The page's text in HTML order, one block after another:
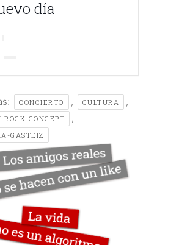
día
CONCIERTO , CULTURA ,
ROCK CONCEPT ,
GASTEIZ